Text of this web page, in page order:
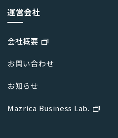
運営会社
会社概要
お問い合わせ
お知らせ
Mazrica Business Lab.